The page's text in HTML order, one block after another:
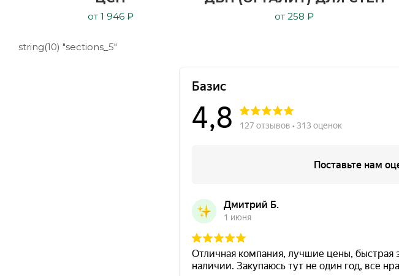
от 1 946 ₽ от 258 ₽
string(10) "sections_5"